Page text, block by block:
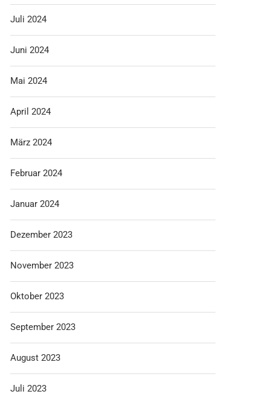
Juli 2024
Juni 2024
Mai 2024
April 2024
März 2024
Februar 2024
Januar 2024
Dezember 2023
November 2023
Oktober 2023
September 2023
August 2023
Juli 2023